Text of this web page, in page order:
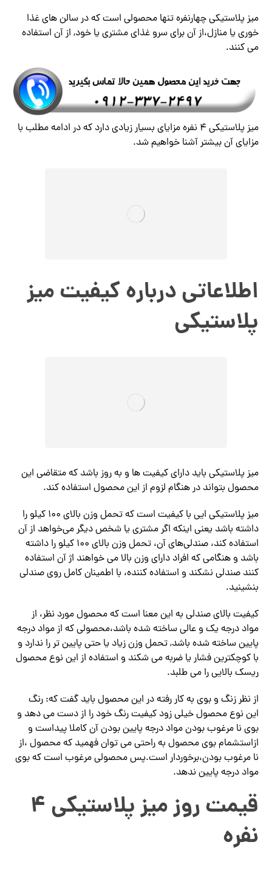
میز پلاستیکی چهارنفره تنها محصولی است که در سالن های غذا
خوری یا منازل،از آن برای سرو غذای مشتری یا خود, از آن استفاده
می کنند.
میز پلاستیکی ۴ نفره مزایای بسیار زیادی دارد که در ادامه مطلب با
مزایای آن بیشتر آشنا خواهیم شد.
اطلاعاتی درباره کیفیت میز
پلاستیکی
میز پلاستیکی باید دارای کیفیت ها و به روز باشد که متقاضی این
محصول بتواند در هنگام لزوم از این محصول استفاده کند.
میز پلاستیکی ایی با کیفیت است که تحمل وزن بالای ۱۰۰ کیلو را
داشته باشد یعنی اینکه اگر مشتری یا شخص دیگر می‌خواهد از آن
استفاده کند، صندلی‌های آن، تحمل وزن بالای ۱۰۰ کیلو را داشته
باشد و هنگامی که افراد دارای وزن بالا می خواهند اژ آن استفاده
کنند صندلی نشکند و استفاده کننده، با اطمینان کامل روی صندلی
بنشینید.
کیفیت بالای صندلی به این معنا است که محصول مورد نظر، از
مواد درجه یک و عالی ساخته شده باشد،محصولی که از مواد درجه
پایین ساخته شده باشد, تحمل وزن زیاد‌ یا حتی پایین تر را ندارد و
با کوچکترین فشار یا ضربه می شکند و استفاده از این نوع محصول
ریسک بالایی را می طلبد.
از نظر زنگ و بوی به کار رفته در این محصول باید گفت که: رنگ
این نوع محصول خیلی‌ زود کیفیت رنگ خود را از دست می دهد و
بوی نا مرغوب بودن مواد درجه پایین بودن آن کاملا پیداست و
ازاستشمام بوی محصول به راحتی می توان فهمید که محصول ،از
نا مرغوب بودن،برخوردار است.پس محصولی مرغوب است که بوی
مواد درجه پایین ندهد.
قیمت روز میز پلاستیکی ۴
نفره